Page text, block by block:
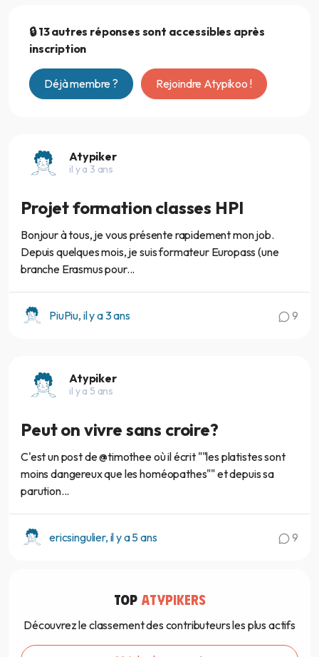
🔒 13 autres réponses sont accessibles après
inscription
Déjà membre ? Rejoindre Atypikoo !
Atypiker
il y a 3 ans
Projet formation classes HPI
Bonjour à tous, je vous présente rapidement mon job.
Depuis quelques mois, je suis formateur Europass (une
branche Erasmus pour...
PiuPiu, il y a 3 ans 9
Atypiker
il y a 5 ans
Peut on vivre sans croire?
C'est un post de @timothee où il écrit ""les platistes sont
moins dangereux que les homéopathes"" et depuis sa
parution...
ericsingulier, il y a 5 ans 9
TOP ATYPIKERS
Découvrez le classement des contributeurs les plus actifs